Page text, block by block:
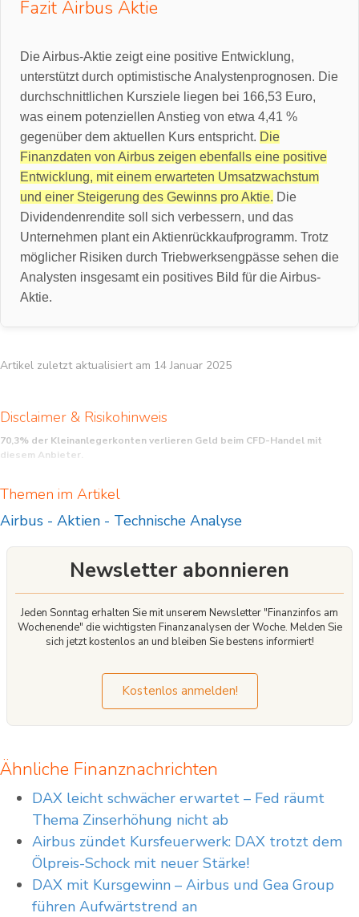
Fazit Airbus Aktie
Die Airbus-Aktie zeigt eine positive Entwicklung,
unterstützt durch optimistische Analystenprognosen. Die
durchschnittlichen Kursziele liegen bei 166,53 Euro,
was einem potenziellen Anstieg von etwa 4,41 %
gegenüber dem aktuellen Kurs entspricht. Die
Finanzdaten von Airbus zeigen ebenfalls eine positive
Entwicklung, mit einem erwarteten Umsatzwachstum
und einer Steigerung des Gewinns pro Aktie. Die
Dividendenrendite soll sich verbessern, und das
Unternehmen plant ein Aktienrückkaufprogramm. Trotz
möglicher Risiken durch Triebwerksengpässe sehen die
Analysten insgesamt ein positives Bild für die Airbus-
Aktie.
Artikel zuletzt aktualisiert am 14 Januar 2025
Disclaimer & Risikohinweis
70,3% der Kleinanlegerkonten verlieren Geld beim CFD-Handel mit
diesem Anbieter.
hohes Risiko, schnell Geld zu verlieren. Sie sollten überlegen, ob Sie verstehen,
einzugehen, Ihr Geld zu verlieren.
Themen im Artikel
Airbus - Aktien - Technische Analyse
Newsletter abonnieren
Jeden Sonntag erhalten Sie mit unserem Newsletter "Finanzinfos am
Wochenende" die wichtigsten Finanzanalysen der Woche. Melden Sie
sich jetzt kostenlos an und bleiben Sie bestens informiert!
Kostenlos anmelden!
Ähnliche Finanznachrichten
DAX leicht schwächer erwartet – Fed räumt
Thema Zinserhöhung nicht ab
Airbus zündet Kursfeuerwerk: DAX trotzt dem
Ölpreis-Schock mit neuer Stärke!
DAX mit Kursgewinn – Airbus und Gea Group
führen Aufwärtstrend an